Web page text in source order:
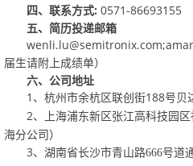
四、 联系方式: 0571-86693155
五、 简历投递邮箱
届生请附上成绩单）
六、 公司地址
1 、 杭州市余杭区联创街188号贝
2、 上海浦东新区张江高科技园
海分公司）
3、 湖南省长沙市青山路666号道